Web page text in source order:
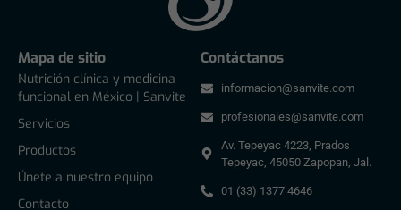
Mapa de sitio
Nutrición clínica y medicina
funcional en México | Sanvite
Servicios
Productos
Únete a nuestro equipo
Contacto
Contáctanos
informacion@sanvite.com
profesionales@sanvite.com
Av. Tepeyac 4223, Prados
Tepeyac, 45050 Zapopan, Jal.
01 (33) 1377 4646